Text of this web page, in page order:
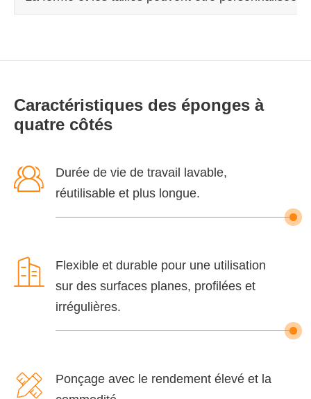
Caractéristiques des éponges à
quatre côtés

Durée de vie de travail lavable,
réutilisable et plus longue.

Flexible et durable pour une utilisation
sur des surfaces planes, profilées et
irrégulières.

Ponçage avec le rendement élevé et la